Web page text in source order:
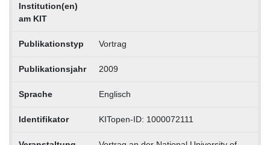
Institution(en)
am KIT
Publikationstyp Vortrag
Publikationsjahr 2009
Sprache Englisch
Identifikator KITopen-ID: 1000072111